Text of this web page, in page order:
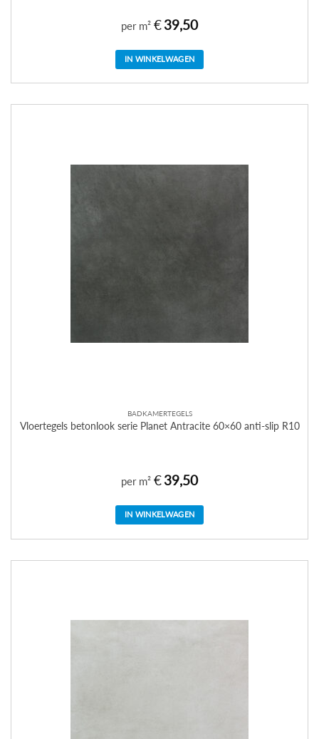
per m² €39,50
IN WINKELWAGEN
BADKAMERTEGELS
Vloertegels betonlook serie Planet Antracite 60×60 anti-slip R10
per m² €39,50
IN WINKELWAGEN